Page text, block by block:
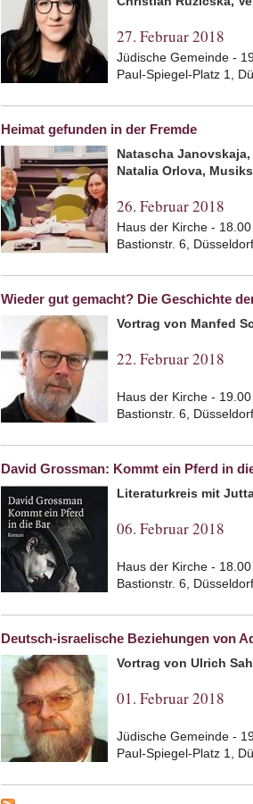
27. Februar 2018
Jüdische Gemeinde -
Paul-Spiegel-Platz 1,
Heimat gefunden in der Fremde
Natascha
Natalia Orlova,
26. Februar 2018
Haus der Kirche -
Bastionstr. 6, Düsseldorf
Wieder gut gemacht? Die Geschichte
Vortrag von Manfed
22. Februar 2018
Haus der Kirche -
Bastionstr. 6, Düsseldorf
David Grossman: Kommt ein Pferd in
Literaturkreis mit
06. Februar 2018
Haus der Kirche -
Bastionstr. 6, Düsseldorf
Deutsch-israelische Beziehungen von
Vortrag von Ulrich
01. Februar 2018
Jüdische Gemeinde -
Paul-Spiegel-Platz 1,